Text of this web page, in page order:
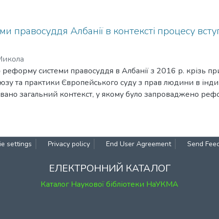
правосуддя Албанії в контексті процесу
реформу системи правосуддя в Албанії з 2016 р. крізь
та практики Європейського суду з прав людини в
загальний контекст, у якому було запроваджено
основні її елементи. У другій частині про-
розглянуто такі аспекти: статус органів, створених для
має на меті оцінити вплив рішень у конкретних справах
вступу Албанії та інших держав-кандидатів до
в індивідуальних справах щодо реформи системи
ширшому контексті процедури вступу до
settings Privacy policy End User Agreement Send
ЕЛЕКТРОННИЙ КАТАЛОГ
Каталог Наукової бібліотеки НаУКМА